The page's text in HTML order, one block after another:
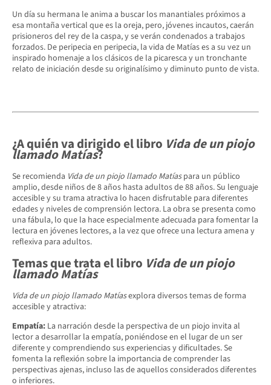
Un día su hermana le anima a buscar los manantiales próximos a
esa montaña vertical que es la oreja, pero, jóvenes incautos, caerán
prisioneros del rey de la caspa, y se verán condenados a trabajos
forzados. De peripecia en peripecia, la vida de Matías es a su vez un
inspirado homenaje a los clásicos de la picaresca y un tronchante
relato de iniciación desde su originalísimo y diminuto punto de vista.
¿A quién va dirigido el libro Vida de un piojo
llamado Matías?
Se recomienda Vida de un piojo llamado Matíaspara un público
amplio, desde niños de 8 años hasta adultos de 88 años. Su lenguaje
accesible y su trama atractiva lo hacen disfrutable para diferentes
edades y niveles de comprensión lectora. La obra se presenta como
una fábula, lo que la hace especialmente adecuada para fomentar la
lectura en jóvenes lectores, a la vez que ofrece una lectura amena y
reflexiva para adultos.
Temas que trata el libro Vida de un piojo
llamado Matías
Vida de un piojo llamado Matíasexplora diversos temas de forma
accesible y atractiva:
Empatía: La narración desde la perspectiva de un piojo invita al
lector a desarrollar la empatía, poniéndose en el lugar de un ser
diferente y comprendiendo sus experiencias y dificultades. Se
fomenta la reflexión sobre la importancia de comprender las
perspectivas ajenas, incluso las de aquellos considerados diferentes
o inferiores.